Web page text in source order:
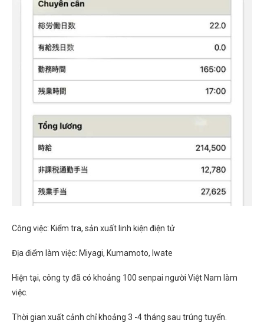
Công việc: Kiểm tra, sản xuất linh kiện điện tử
Địa điểm làm việc: Miyagi, Kumamoto, Iwate
Hiện tại, công ty đã có khoảng 100 senpai người Việt Nam làm
việc.
Thời gian xuất cảnh chỉ khoảng 3 -4 tháng sau trúng tuyển.